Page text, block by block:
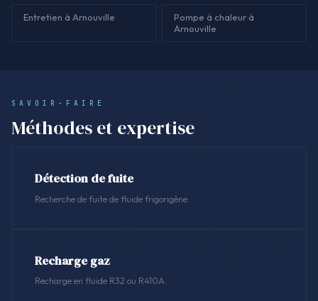
Entretien à Arnouville
Pompe à chaleur à
Arnouville
SAVOIR-FAIRE
Méthodes et expertise
Détection de fuite
Recherche de fuite de fluide frigorigène.
Recharge gaz
Recharge en fluide R32 ou R410A.